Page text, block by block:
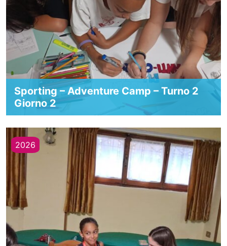
Sporting – Adventure Camp – Turno 2
Giorno 2
2026